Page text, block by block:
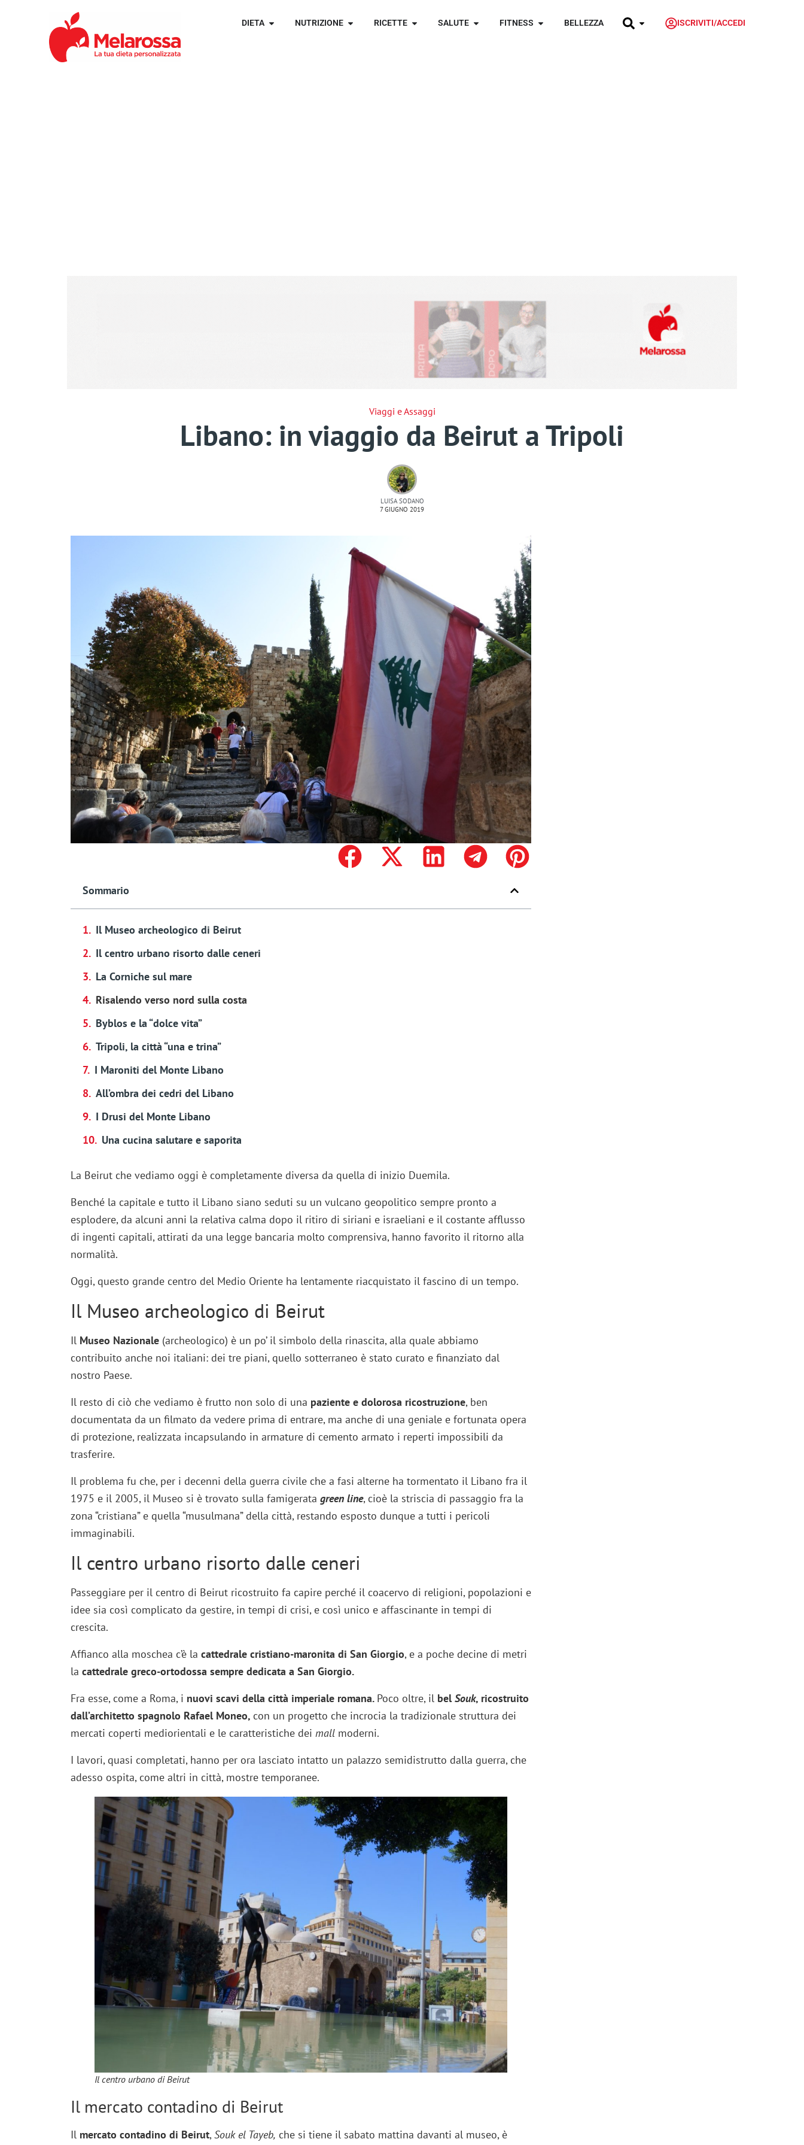
DIETA NUTRIZIONE RICETTE SALUTE FITNESS BELLEZZA ISCRIVITI/ACCEDI
Viaggi e Assaggi
Libano: in viaggio da Beirut a Tripoli
LUISA SODANO
7 GIUGNO 2019
Sommario
Il Museo archeologico di Beirut
Il centro urbano risorto dalle ceneri
La Corniche sul mare
Risalendo verso nord sulla costa
Byblos e la “dolce vita”
Tripoli, la città “una e trina”
I Maroniti del Monte Libano
All’ombra dei cedri del Libano
I Drusi del Monte Libano
Una cucina salutare e saporita
La Beirut che vediamo oggi è completamente diversa da quella di inizio Duemila.
Benché la capitale e tutto il Libano siano seduti su un vulcano geopolitico sempre pronto a
esplodere, da alcuni anni la relativa calma dopo il ritiro di siriani e israeliani e il costante afflusso
di ingenti capitali, attirati da una legge bancaria molto comprensiva, hanno favorito il ritorno alla
normalità.
Oggi, questo grande centro del Medio Oriente ha lentamente riacquistato il fascino di un tempo.
Il Museo archeologico di Beirut
Il Museo Nazionale(archeologico) è un po’ il simbolo della rinascita, alla quale abbiamo
contribuito anche noi italiani: dei tre piani, quello sotterraneo è stato curato e finanziato dal
nostro Paese.
Il resto di ciò che vediamo è frutto non solo di una paziente e dolorosa ricostruzione, ben
documentata da un filmato da vedere prima di entrare, ma anche di una geniale e fortunata opera
di protezione, realizzata incapsulando in armature di cemento armato i reperti impossibili da
trasferire.
Il problema fu che, per i decenni della guerra civile che a fasi alterne ha tormentato il Libano fra il
1975 e il 2005, il Museo si è trovato sulla famigerata green line, cioè la striscia di passaggio fra la
zona “cristiana” e quella “musulmana” della città, restando esposto dunque a tutti i pericoli
immaginabili.
Il centro urbano risorto dalle ceneri
Passeggiare per il centro di Beirut ricostruito fa capire perché il coacervo di religioni, popolazioni e
idee sia così complicato da gestire, in tempi di crisi, e così unico e affascinante in tempi di
crescita.
Affianco alla moschea c’è la cattedrale cristiano-maronita di San Giorgio, e a poche decine di metri
la cattedrale greco-ortodossa sempre dedicata a San Giorgio.
Fra esse, come a Roma, i nuovi scavi della città imperiale romana. Poco oltre, il belSouk, ricostruito
dall’architetto spagnolo Rafael Moneo, con un progetto che incrocia la tradizionale struttura dei
mercati coperti mediorientali e le caratteristiche dei mallmoderni.
I lavori, quasi completati, hanno per ora lasciato intatto un palazzo semidistrutto dalla guerra, che
adesso ospita, come altri in città, mostre temporanee.
Il centro urbano di Beirut
Il mercato contadino di Beirut
Il mercato contadino di Beirut,Souk el Tayeb, che si tiene il sabato mattina davanti al museo, è